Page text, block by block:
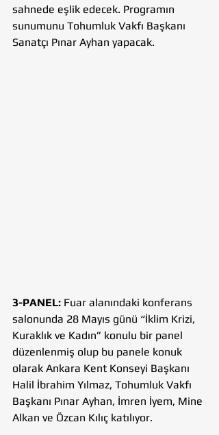
sahnede eşlik edecek. Programın
sunumunu Tohumluk Vakfı Başkanı
Sanatçı Pınar Ayhan yapacak.
3-PANEL: Fuar alanındaki konferans
salonunda 28 Mayıs günü “İklim Krizi,
Kuraklık ve Kadın” konulu bir panel
düzenlenmiş olup bu panele konuk
olarak Ankara Kent Konseyi Başkanı
Halil İbrahim Yılmaz, Tohumluk Vakfı
Başkanı Pınar Ayhan, İmren İyem, Mine
Alkan ve Özcan Kılıç katılıyor.